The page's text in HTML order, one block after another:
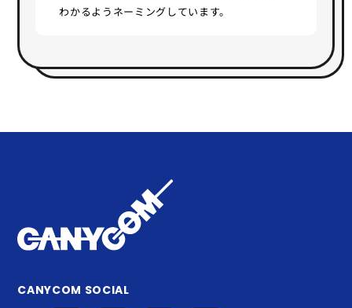
わかるようネーミングしています。
CANYCOM SOCIAL